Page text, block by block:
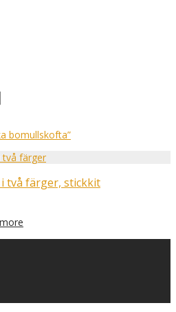
bomullskofta”
två färger, stickkit